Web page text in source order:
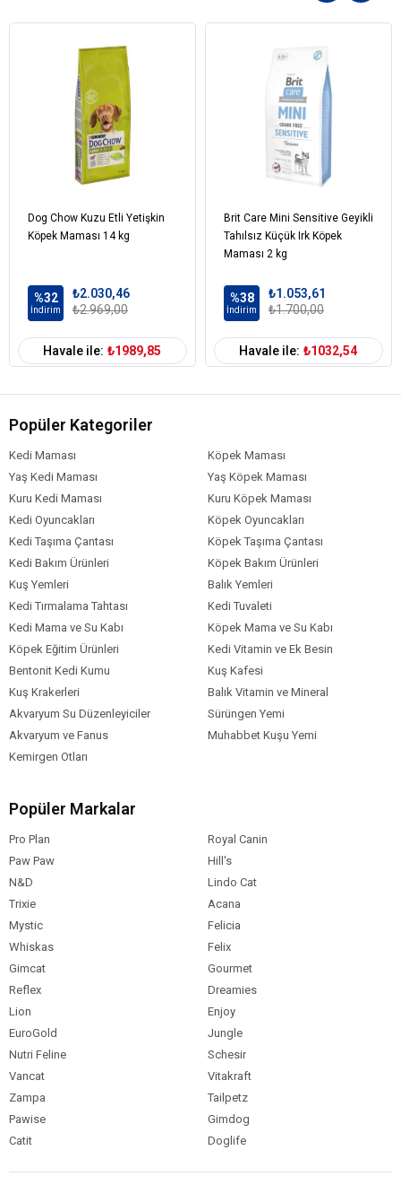
Teknolojik İlaveler
Sedimanter kökenli klinoptilolit: 10 g
Koruyucular
Antioksidanlar
Analitik Bileşenler
Protein: % 21
Yağ: % 14
Diyetsel lefler: % 1.9
Her kg için EPA/DHA: 2.5 g
Köpek Yaş
Aralığı
Yaşlı (7+ Yaş)
Köpek Maması
Formu
Kuru Mama
Köpek Maması
Tahıllı
Köpek Özel
Gereksinim
Bağışıklık Sistemi Gelişimi
Köpek Irk
Boyutu
Küçük Irk (5-10 kg)
Köpek Maması
İçerik
Paket Boyutu
Özelliği
Dog Chow Kuzu Etli Yetişkin
Köpek Maması 14 kg
%32
İndirim
₺2.030,46
₺2.969,00
Havale ile: ₺1989,85
Brit Care Mini Sensitive Geyikli
Tahılsız Küçük Irk Köpek
Maması 2 kg
%38
İndirim
₺1.053,61
₺1.700,00
Havale ile: ₺1032,54
Popüler Kategoriler
Kedi Maması
Köpek Maması
Yaş Kedi Maması
Yaş Köpek Maması
Kuru Kedi Maması
Kuru Köpek Maması
Kedi Oyuncakları
Köpek Oyuncakları
Kedi Taşıma Çantası
Köpek Taşıma Çantası
Kedi Bakım Ürünleri
Köpek Bakım Ürünleri
Kuş Yemleri
Balık Yemleri
Kedi Tırmalama Tahtası
Kedi Tuvaleti
Kedi Mama ve Su Kabı
Köpek Mama ve Su Kabı
Köpek Eğitim Ürünleri
Kedi Vitamin ve Ek Besin
Bentonit Kedi Kumu
Kuş Kafesi
Kuş Krakerleri
Balık Vitamin ve Mineral
Akvaryum Su Düzenleyiciler
Sürüngen Yemi
Akvaryum ve Fanus
Muhabbet Kuşu Yemi
Kemirgen Otları
Popüler Markalar
Pro Plan
Royal Canin
Paw Paw
Hill's
N&D
Lindo Cat
Trixie
Acana
Mystic
Felicia
Whiskas
Felix
Gimcat
Gourmet
Reflex
Dreamies
Lion
Enjoy
EuroGold
Jungle
Nutri Feline
Schesir
Vancat
Vitakraft
Zampa
Tailpetz
Pawise
Gimdog
Catit
Doglife